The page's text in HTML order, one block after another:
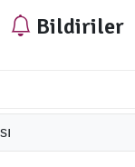
Bildiriler